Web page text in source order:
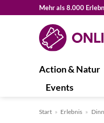
Mehr als 8.000
Action & Natur
Events
Start » Erlebnis »